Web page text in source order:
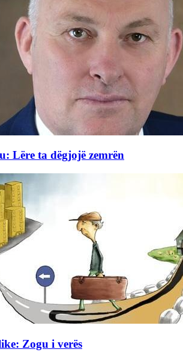
Lëre ta dëgjojë zemrën
Zogu i verës